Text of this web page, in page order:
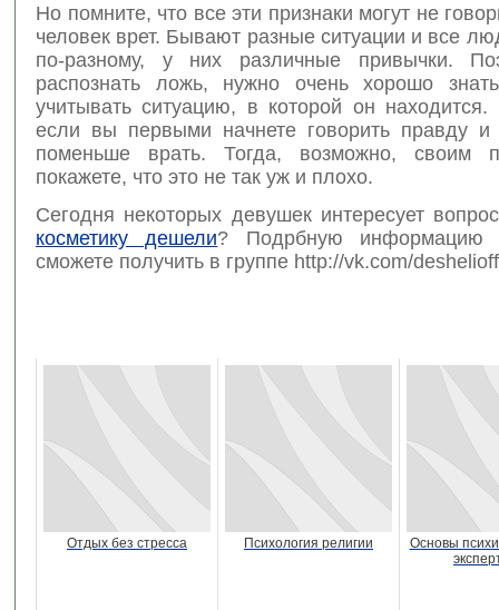
Но помните, что все эти признаки могут не
человек врет. Бывают разные ситуации и все
по-разному, у них различные привычки.
распознать ложь, нужно очень хорошо
учитывать ситуацию, в которой он
если вы первыми начнете говорить правду и
поменьше врать. Тогда, возможно, своим
покажете, что это не так уж и плохо.
Сегодня некоторых девушек интересует
косметику дешели? Подрбную
сможете получить в группе http://vk.com/
Отдых без стресса Психология религии
Основы